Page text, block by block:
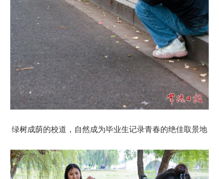
绿树成荫的校道，自然成为毕业生记录青春的绝佳取景地